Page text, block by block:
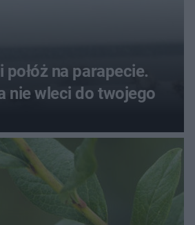
na parapecie.
nie wleci do twojego